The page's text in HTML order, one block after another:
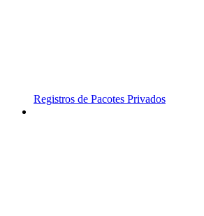
Registros de Pacotes Privados